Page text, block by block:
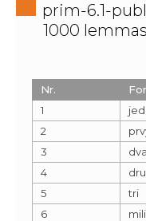
prim-6.1-
1000 lemmas
Nr.
1
2
3
dva
4
5
tri
6